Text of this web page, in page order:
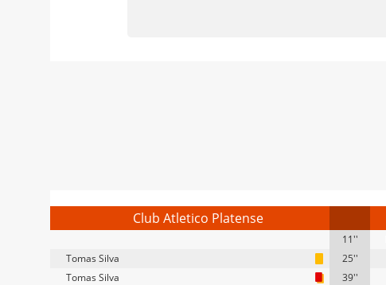
Club Atletico Platense
11''
Tomas Silva
25''
Tomas Silva
39''